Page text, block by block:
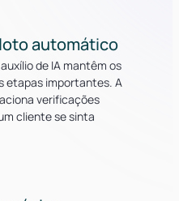
automático
de IA mantêm os
etapas importantes. A
verificações
cliente se sinta